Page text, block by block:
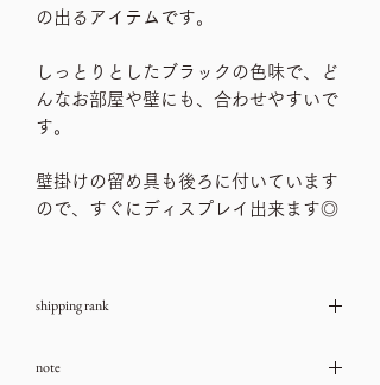
の出るアイテムです。
しっとりとしたブラックの色味で、ど
んなお部屋や壁にも、合わせやすいで
す。
壁掛けの留め具も後ろに付いています
ので、すぐにディスプレイ出来ます◎
shipping rank
→送料一覧
note